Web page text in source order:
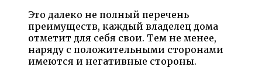
Это далеко не полный перечень
преимуществ, каждый владелец дома
отметит для себя свои. Тем не менее,
наряду с положительными сторонами
имеются и негативные стороны.